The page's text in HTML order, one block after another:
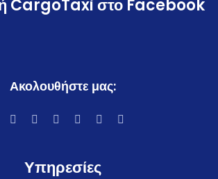
CargoTaxi στο Facebook
Ακολουθήστε μας:
Υπηρεσίες